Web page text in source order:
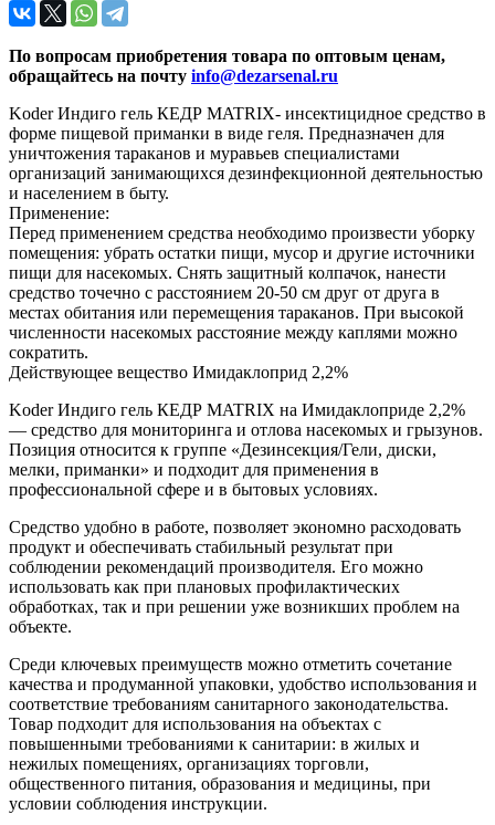
По вопросам приобретения товара по оптовым ценам,
обращайтесь на почту info@dezarsenal.ru
Koder Индиго гель КЕДР MATRIX- инсектицидное средство в
форме пищевой приманки в виде геля. Предназначен для
уничтожения тараканов и муравьев специалистами
организаций занимающихся дезинфекционной деятельностью
и населением в быту.
Применение:
Перед применением средства необходимо произвести уборку
помещения: убрать остатки пищи, мусор и другие источники
пищи для насекомых. Снять защитный колпачок, нанести
средство точечно с расстоянием 20-50 см друг от друга в
местах обитания или перемещения тараканов. При высокой
численности насекомых расстояние между каплями можно
сократить.
Действующее вещество Имидаклоприд 2,2%
Koder Индиго гель КЕДР MATRIX на Имидаклоприде 2,2%
— средство для мониторинга и отлова насекомых и грызунов.
Позиция относится к группе «Дезинсекция/Гели, диски,
мелки, приманки» и подходит для применения в
профессиональной сфере и в бытовых условиях.
Средство удобно в работе, позволяет экономно расходовать
продукт и обеспечивать стабильный результат при
соблюдении рекомендаций производителя. Его можно
использовать как при плановых профилактических
обработках, так и при решении уже возникших проблем на
объекте.
Среди ключевых преимуществ можно отметить сочетание
качества и продуманной упаковки, удобство использования и
соответствие требованиям санитарного законодательства.
Товар подходит для использования на объектах с
повышенными требованиями к санитарии: в жилых и
нежилых помещениях, организациях торговли,
общественного питания, образования и медицины, при
условии соблюдения инструкции.